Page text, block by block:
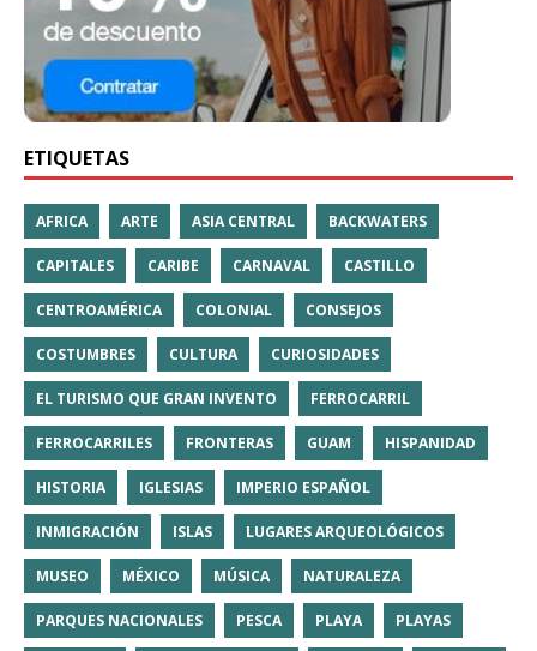
ETIQUETAS
AFRICA ARTE ASIA CENTRAL BACKWATERS
CAPITALES CARIBE CARNAVAL CASTILLO
CENTROAMÉRICA COLONIAL CONSEJOS
COSTUMBRES CULTURA CURIOSIDADES
EL TURISMO QUE GRAN INVENTO FERROCARRIL
FERROCARRILES FRONTERAS GUAM HISPANIDAD
HISTORIA IGLESIAS IMPERIO ESPAÑOL
INMIGRACIÓN ISLAS LUGARES ARQUEOLÓGICOS
MUSEO MÉXICO MÚSICA NATURALEZA
PARQUES NACIONALES PESCA PLAYA PLAYAS